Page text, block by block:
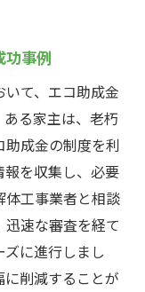
功事例
て、エコ助成金
る家主は、老朽
成金の制度を利
を収集し、必要
体工事業者と相談
速な審査を経て
に進行しまし
削減することが